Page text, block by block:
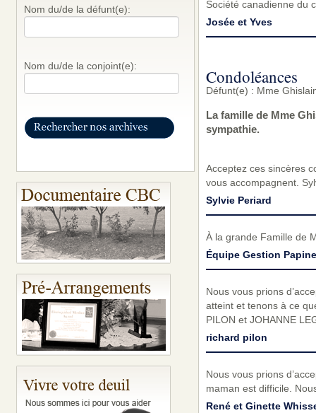
Nom du/de la défunt(e):
Nom du/de la conjoint(e):
Société canadienne du
Josée et Yves
Condoléances
Défunt(e) : Mme
La famille de Mme
sympathie.
Acceptez ces sincères
vous accompagnent.
Sylvie Periard
À la grande Famille de
Équipe Gestion
Nous vous prions
atteint et tenons à ce
PILON et JOHANNE
richard pilon
Nous vous prions
maman est difficile.
René et Ginette